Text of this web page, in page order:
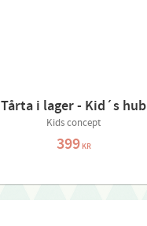
Tårta i lager - Kid´s hub
Kids concept
399KR